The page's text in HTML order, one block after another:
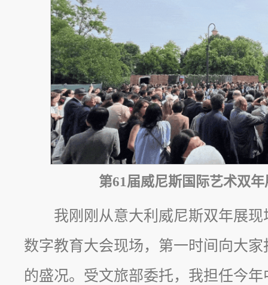
第61届威尼斯国际艺术双
我刚刚从意大利威尼斯双年展
数字教育大会现场，第一时间向大
的盛况。受文旅部委托，我担任今